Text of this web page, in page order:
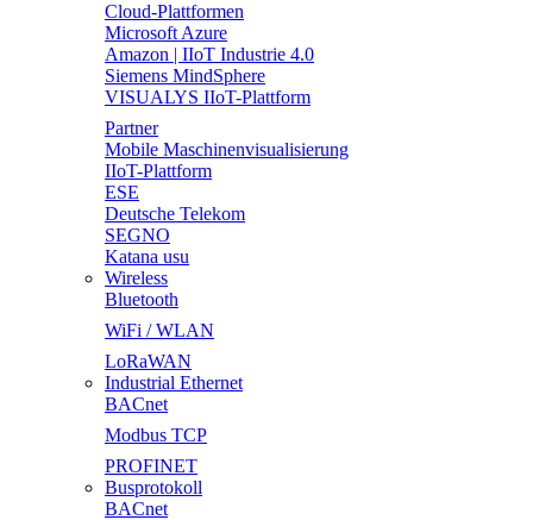
Cloud-Plattformen
Microsoft Azure
Amazon | IIoT Industrie 4.0
Siemens MindSphere
VISUALYS IIoT-Plattform
Partner
Mobile Maschinenvisualisierung
IIoT-Plattform
ESE
Deutsche Telekom
SEGNO
Katana usu
Wireless
Bluetooth
WiFi / WLAN
LoRaWAN
Industrial Ethernet
BACnet
Modbus TCP
PROFINET
Busprotokoll
BACnet